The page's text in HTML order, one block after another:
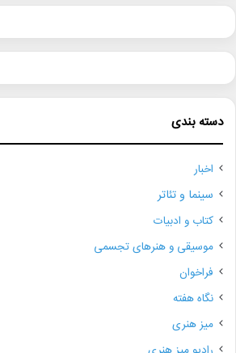
دسته بندی
اخبار
سینما و تئاتر
کتاب و ادبیات
موسیقی و هنرهای تجسمی
فراخوان
نگاه هفته
میز هنری